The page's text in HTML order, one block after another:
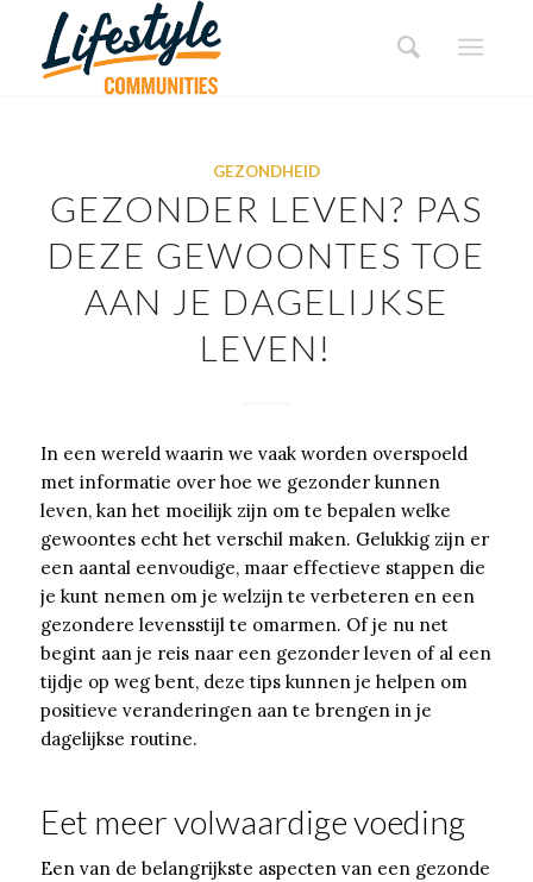
GEZONDHEID
GEZONDER LEVEN? PAS
DEZE GEWOONTES TOE
AAN JE DAGELIJKSE
LEVEN!
In een wereld waarin we vaak worden overspoeld
met informatie over hoe we gezonder kunnen
leven, kan het moeilijk zijn om te bepalen welke
gewoontes echt het verschil maken. Gelukkig zijn er
een aantal eenvoudige, maar effectieve stappen die
je kunt nemen om je welzijn te verbeteren en een
gezondere levensstijl te omarmen. Of je nu net
begint aan je reis naar een gezonder leven of al een
tijdje op weg bent, deze tips kunnen je helpen om
positieve veranderingen aan te brengen in je
dagelijkse routine.
Eet meer volwaardige voeding
Een van de belangrijkste aspecten van een gezonde